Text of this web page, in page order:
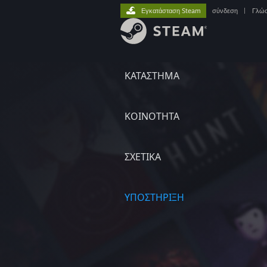
ΚΑΤΑΣΤΗΜΑ
ΚΟΙΝΟΤΗΤΑ
ΣΧΕΤΙΚΆ
ΥΠΟΣΤΗΡΙΞΗ
Εγκατάσταση Steam σύνδεση